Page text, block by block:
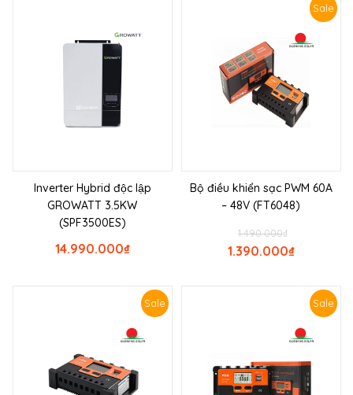
Inverter Hybrid độc lập
GROWATT 3.5KW
(SPF3500ES)
₫
14.990.000
Sale
Bộ điều khiển sạc PWM 60A
– 48V (FT6048)
₫
1.490.000
₫
1.390.000
Sale Sale